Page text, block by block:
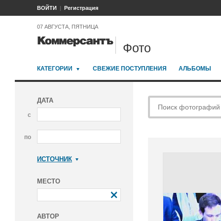
ВОЙТИ Регистрация
07 АВГУСТА, ПЯТНИЦА
Фото
КАТЕГОРИИ СВЕЖИЕ ПОСТУПЛЕНИЯ АЛЬБОМЫ
ДАТА
с
по
ИСТОЧНИК
МЕСТО
АВТОР